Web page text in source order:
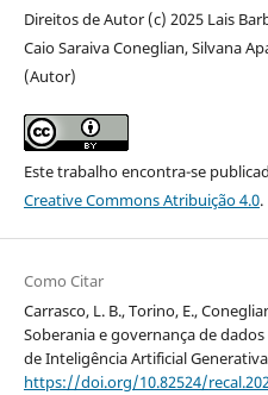
Direitos de Autor (c) 2025 Lais
Caio Saraiva Coneglian, Silvana
(Autor)
Este trabalho encontra-se
Creative Commons Atribuição 4.0.
Como Citar
Carrasco, L. B., Torino, E.,
Soberania e governança de
de Inteligência Artificial
https://doi.org/10.82524/